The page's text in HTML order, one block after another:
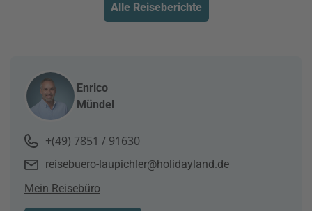
Alle Reiseberichte
Enrico
Mündel
+(49) 7851 / 91630
reisebuero-laupichler@holidayland.de
Mein Reisebüro